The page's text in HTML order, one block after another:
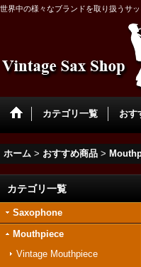
世界中の様々なブランドを取り扱うサ
カテゴリ一覧 おす
ホーム > おすすめ商品 >
カテゴリ一覧
Saxophone
Mouthpiece
Vintage Mouthpiece